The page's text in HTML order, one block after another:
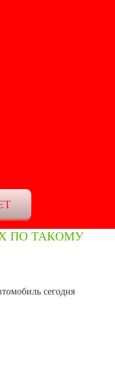
ПО ТАКОМУ
сегодня